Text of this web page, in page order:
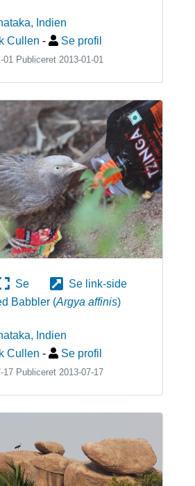
, Indien
Cullen - Se profil
01 Publiceret 2013-01-01
Se
Se link-side
Babbler (Argya affinis)
, Indien
Cullen - Se profil
17 Publiceret 2013-07-17